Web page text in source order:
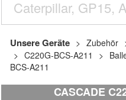
Unsere Geräte Zubehör
C220G-BCS-A211
BCS-A211
CASCADE